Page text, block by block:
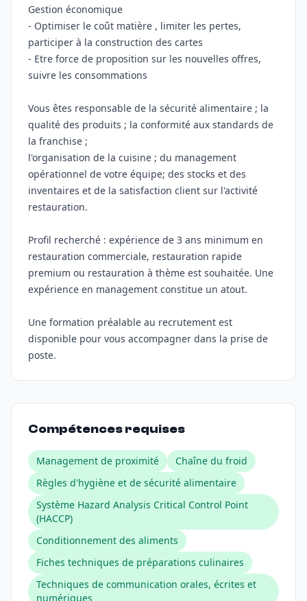
Gestion économique
- Optimiser le coût matière , limiter les pertes,
participer à la construction des cartes
- Etre force de proposition sur les nouvelles offres,
suivre les consommations
Vous êtes responsable de la sécurité alimentaire ; la
qualité des produits ; la conformité aux standards de
la franchise ;
l'organisation de la cuisine ; du management
opérationnel de votre équipe; des stocks et des
inventaires et de la satisfaction client sur l'activité
restauration.
Profil recherché : expérience de 3 ans minimum en
restauration commerciale, restauration rapide
premium ou restauration à thème est souhaitée. Une
expérience en management constitue un atout.
Une formation préalable au recrutement est
disponible pour vous accompagner dans la prise de
poste.
Compétences requises
Management de proximité
Chaîne du froid
Règles d'hygiène et de sécurité alimentaire
Système Hazard Analysis Critical Control Point
(HACCP)
Conditionnement des aliments
Fiches techniques de préparations culinaires
Techniques de communication orales, écrites et
numériques